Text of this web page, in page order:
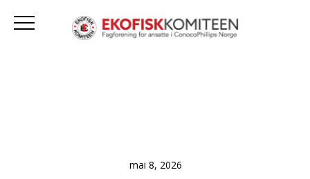
mai 8, 2026